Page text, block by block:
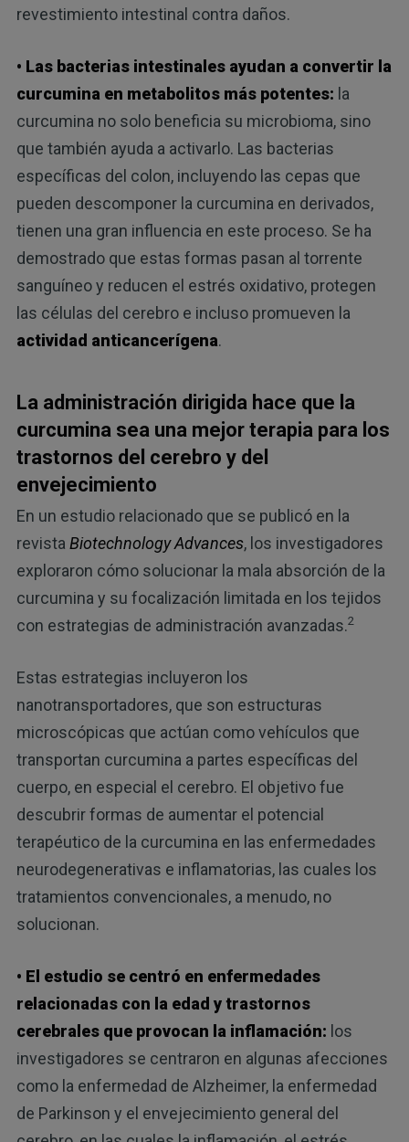
revestimiento intestinal contra daños.
• Las bacterias intestinales ayudan a convertir la
curcumina en metabolitos más potentes: la
curcumina no solo beneficia su microbioma, sino
que también ayuda a activarlo. Las bacterias
específicas del colon, incluyendo las cepas que
pueden descomponer la curcumina en derivados,
tienen una gran influencia en este proceso. Se ha
demostrado que estas formas pasan al torrente
sanguíneo y reducen el estrés oxidativo, protegen
las células del cerebro e incluso promueven la
actividad anticancerígena.
La administración dirigida hace que la
curcumina sea una mejor terapia para los
trastornos del cerebro y del
envejecimiento
En un estudio relacionado que se publicó en la
revista Biotechnology Advances, los investigadores
exploraron cómo solucionar la mala absorción de la
curcumina y su focalización limitada en los tejidos
con estrategias de administración avanzadas.2
Estas estrategias incluyeron los
nanotransportadores, que son estructuras
microscópicas que actúan como vehículos que
transportan curcumina a partes específicas del
cuerpo, en especial el cerebro. El objetivo fue
descubrir formas de aumentar el potencial
terapéutico de la curcumina en las enfermedades
neurodegenerativas e inflamatorias, las cuales los
tratamientos convencionales, a menudo, no
solucionan.
• El estudio se centró en enfermedades
relacionadas con la edad y trastornos
cerebrales que provocan la inflamación: los
investigadores se centraron en algunas afecciones
como la enfermedad de Alzheimer, la enfermedad
de Parkinson y el envejecimiento general del